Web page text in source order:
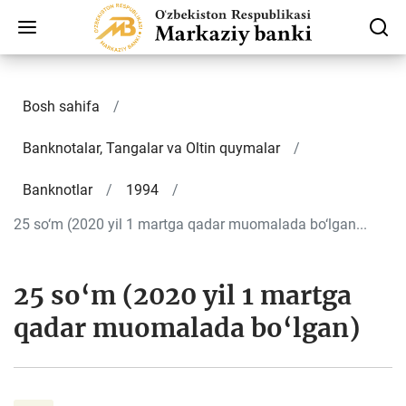
Bosh sahifa
Banknotalar, Tangalar va Oltin quymalar
Banknotlar
1994
25 so‘m (2020 yil 1 martga qadar muomalada bo‘lgan...
25 so‘m (2020 yil 1 martga
qadar muomalada bo‘lgan)